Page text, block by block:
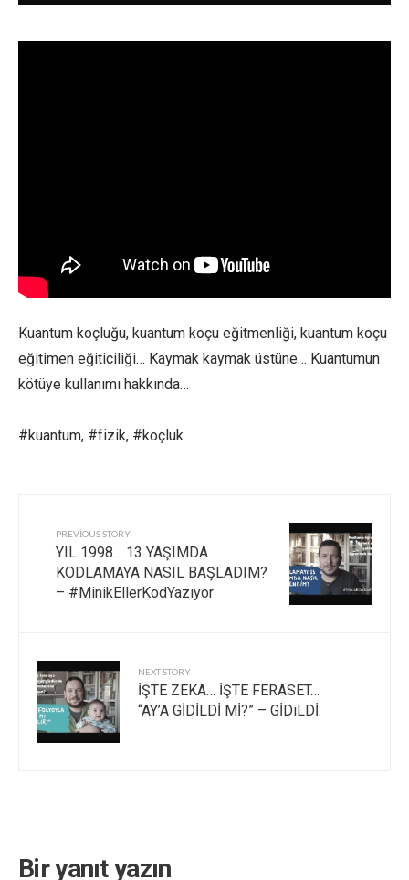
Kuantum koçluğu, kuantum koçu eğitmenliği, kuantum koçu
eğitimen eğiticiliği… Kaymak kaymak üstüne… Kuantumun
kötüye kullanımı hakkında…
#kuantum, #fizik, #koçluk
PREVIOUS STORY
YIL 1998… 13 YAŞIMDA
KODLAMAYA NASIL BAŞLADIM?
– #MinikEllerKodYazıyor
NEXT STORY
İŞTE ZEKA… İŞTE FERASET…
“AY’A GİDİLDİ Mİ?” – GİDiLDİ.
Bir yanıt yazın